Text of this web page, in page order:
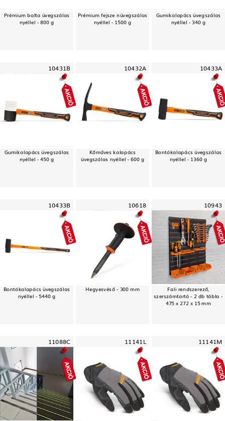
Prémium balta üvegszálas
nyéllel - 800 g
Prémium fejsze nüvegszálas
nyéllel - 1500 g
Gumikalapács üvegszálas
nyéllel - 340 g
10431B
Gumikalapács üvegszálas
nyéllel - 450 g
10432A
Kőműves kalapács
üvegszálas nyéllel - 600 g
10433A
Bontókalapács üvegszálas
nyéllel - 1360 g
10433B
Bontókalapács üvegszálas
nyéllel - 5440 g
10618
Hegyesvéső - 300 mm
10943
Fali rendszerező,
szerszámtartó - 2 db tábla -
475 x 272 x 15 mm
11088C 11141L 11141M